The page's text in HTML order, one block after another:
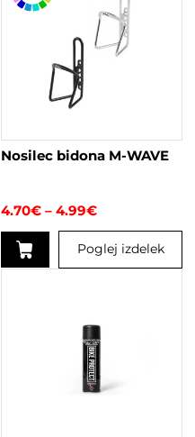
Nosilec bidona M-WAVE
4.70€ – 4.99€Cenovni
od
4.70€
Poglej izdelek